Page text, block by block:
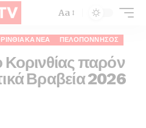
Aa
ΝΈΑ ΠΕΛΟΠΌΝΝΗΣΟΣ
Κορινθίας παρόν
Βραβεία 2026